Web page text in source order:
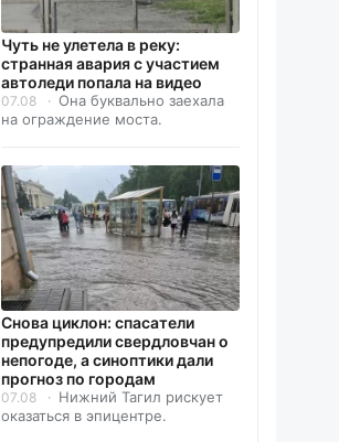
Чуть не улетела в реку:
странная авария с участием
автоледи попала на видео
07.08
Она буквально заехала
на ограждение моста.
Снова циклон: спасатели
предупредили свердловчан о
непогоде, а синоптики дали
прогноз по городам
07.08
Нижний Тагил рискует
оказаться в эпицентре.